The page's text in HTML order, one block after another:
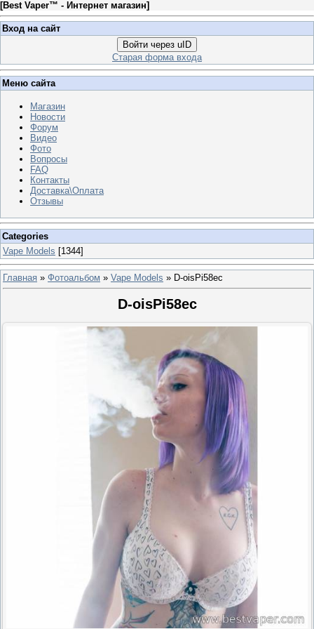
[Best Vaper™ - Интернет магазин]
Вход на сайт
Войти через uID
Старая форма входа
Меню сайта
Магазин
Новости
Форум
Видео
Фото
Вопросы
FAQ
Контакты
Доставка\Оплата
Отзывы
Categories
Vape Models [1344]
Главная » Фотоальбом » Vape Models » D-oisPi58ec
D-oisPi58ec